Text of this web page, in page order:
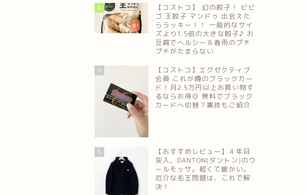
3
【コストコ】 幻の餃子！ ビビ
ゴ 王餃子 マンドゥ 出会えた
らラッキー！！ 一般的なサイ
ズより1.5倍の大きな餃子♪ お
豆腐でヘルシー＆春雨のプチ
プチがたまらない
4
【コストコ】エグゼクティブ
会員 これが噂のブラックカー
ド！月2.5万円以上お買い物す
るならお得◎ 無料でブラック
カードへ切替？裏技もご紹介
5
【おすすめレビュー】４年目
突入、DANTON(ダントン)のウ
ールモッサ。軽くて暖かい。
厄介な毛玉問題は、これで解
決！